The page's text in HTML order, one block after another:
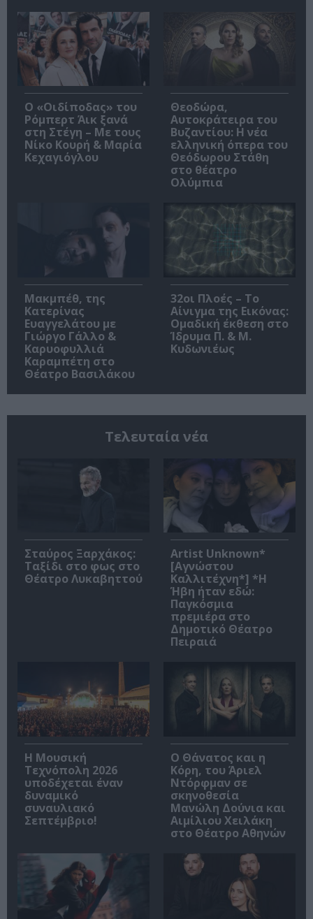
O «Οιδίποδας» του
Ρόμπερτ Άικ ξανά
στη Στέγη – Με τους
Νίκο Κουρή & Μαρία
Κεχαγιόγλου
Θεοδώρα,
Αυτοκράτειρα του
Βυζαντίου: Η νέα
ελληνική όπερα του
Θεόδωρου Στάθη
στο θέατρο
Ολύμπια
Μακμπέθ, της
Κατερίνας
Ευαγγελάτου με
Γιώργο Γάλλο &
Καρυοφυλλιά
Καραμπέτη στο
Θέατρο Βασιλάκου
32οι Πλοές – Το
Αίνιγμα της Εικόνας:
Ομαδική έκθεση στο
Ίδρυμα Π. & Μ.
Κυδωνιέως
Τελευταία νέα
Σταύρος Ξαρχάκος:
Ταξίδι στο φως στο
Θέατρο Λυκαβηττού
Artist Unknown*
[Αγνώστου
Καλλιτέχνη*] *Η
Ήβη ήταν εδώ:
Παγκόσμια
πρεμιέρα στο
Δημοτικό Θέατρο
Πειραιά
Η Μουσική
Τεχνόπολη 2026
υποδέχεται έναν
δυναμικό
συναυλιακό
Σεπτέμβριο!
Ο Θάνατος και η
Κόρη, του Άριελ
Ντόρφμαν σε
σκηνοθεσία
Μανώλη Δούνια και
Αιμίλιου Χειλάκη
στο Θέατρο Αθηνών